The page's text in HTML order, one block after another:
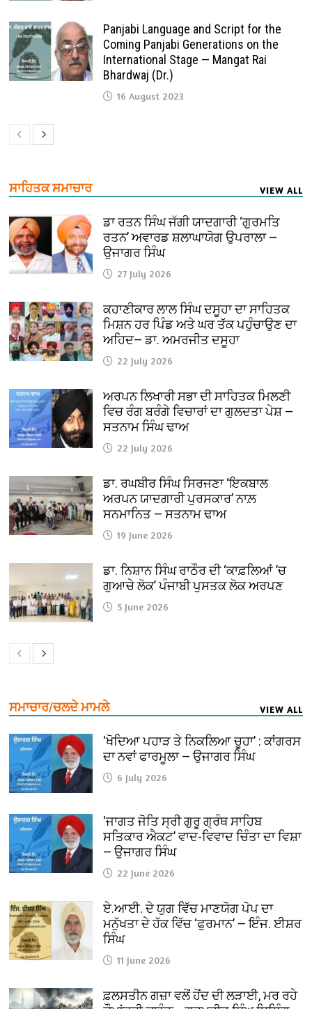
Panjabi Language and Script for the
Coming Panjabi Generations on the
International Stage — Mangat Rai
Bhardwaj (Dr.)
16 August 2023
ਸਾਹਿਤਕ ਸਮਾਚਾਰ VIEW ALL
ਡਾ ਰਤਨ ਸਿੰਘ ਜੱਗੀ ਯਾਦਗਾਰੀ ‘ਗੁਰਮਤਿ
ਰਤਨ’ ਅਵਾਰਡ ਸ਼ਲਾਘਾਯੋਗ ਉਪਰਾਲਾ —
ਉਜਾਗਰ ਸਿੰਘ
27 July 2026
ਕਹਾਣੀਕਾਰ ਲਾਲ ਸਿੰਘ ਦਸੂਹਾ ਦਾ ਸਾਹਿਤਕ
ਮਿਸ਼ਨ ਹਰ ਪਿੰਡ ਅਤੇ ਘਰ ਤੱਕ ਪਹੁੰਚਾਉਣ ਦਾ
ਅਹਿਦ— ਡਾ. ਅਮਰਜੀਤ ਦਸੂਹਾ
22 July 2026
ਅਰਪਨ ਲਿਖਾਰੀ ਸਭਾ ਦੀ ਸਾਹਿਤਕ ਮਿਲਣੀ
ਵਿਚ ਰੰਗ ਬਰੰਗੇ ਵਿਚਾਰਾਂ ਦਾ ਗੁਲਦਤਾ ਪੇਸ਼ —
ਸਤਨਾਮ ਸਿੰਘ ਢਾਅ
22 July 2026
ਡਾ. ਰਘਬੀਰ ਸਿੰਘ ਸਿਰਜਣਾ ‘ਇਕਬਾਲ
ਅਰਪਨ ਯਾਦਗਾਰੀ ਪੁਰਸਕਾਰ’ ਨਾਲ਼
ਸਨਮਾਨਿਤ — ਸਤਨਾਮ ਢਾਅ
19 June 2026
ਡਾ. ਨਿਸ਼ਾਨ ਸਿੰਘ ਰਾਠੌਰ ਦੀ ‘ਕਾਫ਼ਲਿਆਂ ’ਚ
ਗੁਆਚੇ ਲੋਕ’ ਪੰਜਾਬੀ ਪੁਸਤਕ ਲੋਕ ਅਰਪਣ
5 June 2026
ਸਮਾਚਾਰ/ਚਲਦੇ ਮਾਮਲੇ VIEW ALL
‘ਖੋਦਿਆ ਪਹਾੜ ਤੇ ਨਿਕਲਿਆ ਚੂਹਾ’ : ਕਾਂਗਰਸ
ਦਾ ਨਵਾਂ ਫਾਰਮੂਲਾ — ਉਜਾਗਰ ਸਿੰਘ
6 July 2026
‘ਜਾਗਤ ਜੋਤਿ ਸ੍ਰੀ ਗੁਰੂ ਗ੍ਰੰਥ ਸਾਹਿਬ
ਸਤਿਕਾਰ ਐਕਟ’ ਵਾਦ-ਵਿਵਾਦ ਚਿੰਤਾ ਦਾ ਵਿਸ਼ਾ
— ਉਜਾਗਰ ਸਿੰਘ
22 June 2026
ਏ.ਆਈ. ਦੇ ਯੁਗ ਵਿੱਚ ਮਾਣਯੋਗ ਪੋਪ ਦਾ
ਮਨੁੱਖਤਾ ਦੇ ਹੱਕ ਵਿੱਚ ‘ਫੁਰਮਾਨ’ — ਇੰਜ. ਈਸ਼ਰ
ਸਿੰਘ
11 June 2026
ਫ਼ਲਸਤੀਨ ਗਜ਼ਾ ਵਲੋਂ ਹੋਂਦ ਦੀ ਲੜਾਈ, ਮਰ ਰਹੇ